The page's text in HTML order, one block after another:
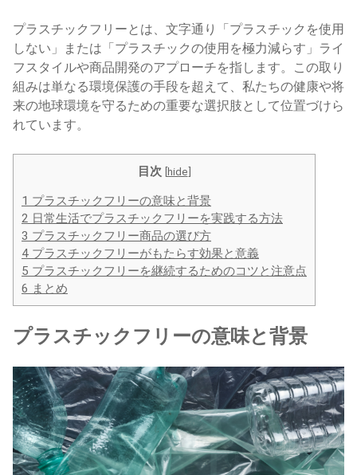
プラスチックフリーとは、文字通り「プラスチックを使用
しない」または「プラスチックの使用を極力減らす」ライ
フスタイルや商品開発のアプローチを指します。この取り
組みは単なる環境保護の手段を超えて、私たちの健康や将
来の地球環境を守るための重要な選択肢として位置づけら
れています。
目次 [hide]
1 プラスチックフリーの意味と背景
2 日常生活でプラスチックフリーを実践する方法
3 プラスチックフリー商品の選び方
4 プラスチックフリーがもたらす効果と意義
5 プラスチックフリーを継続するためのコツと注意点
6 まとめ
プラスチックフリーの意味と背景